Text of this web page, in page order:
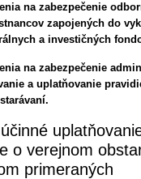
na zabezpečenie
zapojených do
a investičných
na zabezpečenie
a uplatňovanie
o verejnom
primeraných